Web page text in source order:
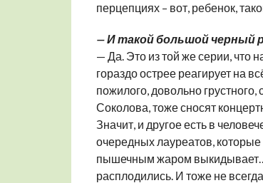
перцепциях – вот, ребенок,
— И такой большой черный
— Да. Это из той же серии, что
гораздо острее реагирует на
пожилого, довольно
Соколова, тоже сносят
Значит, и другое есть в
очередных лауреатов,
пышечным жаром выкидывает…
расплодились. И тоже не